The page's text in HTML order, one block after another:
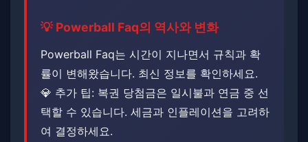
💡 Powerball Faq의 역사와 변화
Powerball Faq는 시간이 지나면서 규칙과 확
률이 변해왔습니다. ​최신 정보를 확인하세요.
💎 추가 팁: 복권 당첨금은 일시불과 연금 중 선
택할 수 있습니다. ​​세금과 인플레이션을 고려하
여 결정하세요.